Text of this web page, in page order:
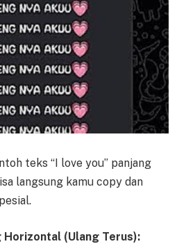
teks “I love you” panjang
langsung kamu copy dan
Horizontal (Ulang Terus):